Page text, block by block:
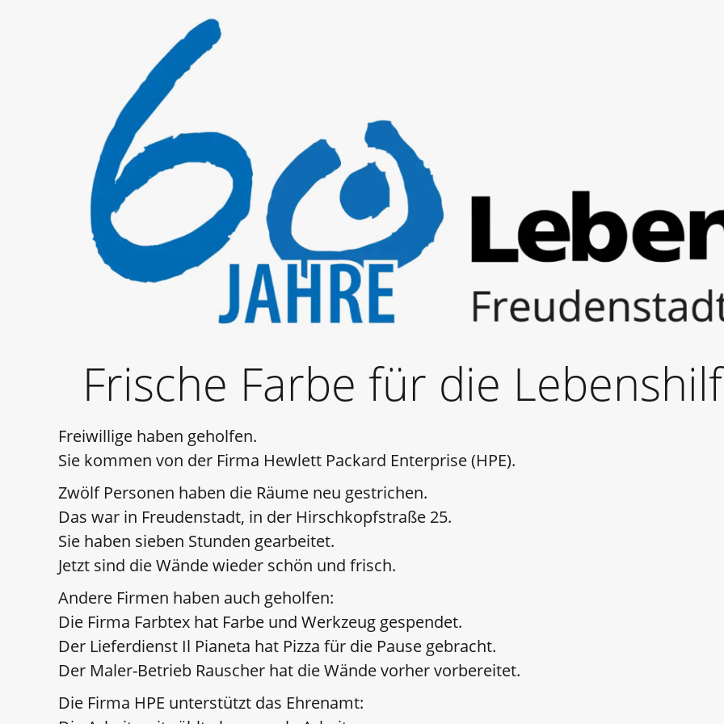
Frische Farbe für die
Freiwillige haben geholfen.
Sie kommen von der Firma Hewlett Packard Enterprise (HPE).
Zwölf Personen haben die Räume neu gestrichen.
Das war in Freudenstadt, in der Hirschkopfstraße 25.
Sie haben sieben Stunden gearbeitet.
Jetzt sind die Wände wieder schön und frisch.
Andere Firmen haben auch geholfen:
Die Firma Farbtex hat Farbe und Werkzeug gespendet.
Der Lieferdienst Il Pianeta hat Pizza für die Pause gebracht.
Der Maler-Betrieb Rauscher hat die Wände vorher vorbereitet.
Die Firma HPE unterstützt das Ehrenamt: